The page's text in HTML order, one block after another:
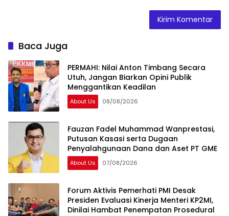
Baca Juga
PERMAHI: Nilai Anton Timbang Secara
Utuh, Jangan Biarkan Opini Publik
Menggantikan Keadilan
About Us 08/08/2026
Fauzan Fadel Muhammad Wanprestasi,
Putusan Kasasi serta Dugaan
Penyalahgunaan Dana dan Aset PT GME
About Us 07/08/2026
Forum Aktivis Pemerhati PMI Desak
Presiden Evaluasi Kinerja Menteri KP2MI,
Dinilai Hambat Penempatan Prosedural